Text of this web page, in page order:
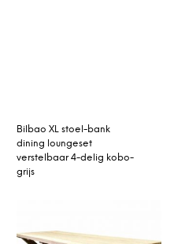
Bilbao XL stoel-bank
dining loungeset
verstelbaar 4-delig kobo-
grijs